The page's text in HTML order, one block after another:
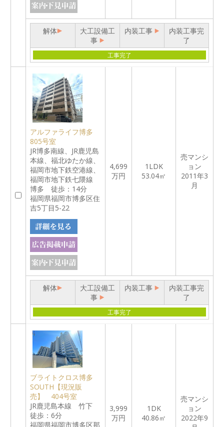
解体
大工設備工
事
内装工事
内装工事完
了
工事完了
アルファライフ博多
805号室
JR博多南線、JR鹿児島
本線、福北ゆたか線、
福岡市地下鉄空港線、
福岡市地下鉄七隈線
博多 徒歩：14分
福岡県福岡市博多区住
吉5丁目5-22
4,699
万円
1LDK
53.04㎡
売マンシ
ョン
2011年3
月
解体
大工設備工
事
内装工事
内装工事完
了
工事完了
ブライトクロス博多
SOUTH【現況販
売】 404号室
JR鹿児島本線 竹下
徒歩：6分
福岡県福岡市博多区那
3,999
万円
1DK
40.86㎡
売マンシ
ョン
2022年9